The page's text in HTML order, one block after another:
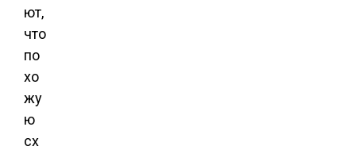
ют,
что
по
хо
жу
ю
сх